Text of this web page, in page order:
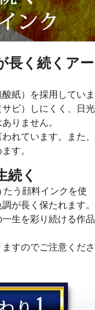
長く続くアー
紙）を採用していま
ビ）しにくく、日光
りません。
れています。また、
す。
続く
う顔料インクを使
が長く保たれます。
生を彩り続ける作品
すのでご注意くださ